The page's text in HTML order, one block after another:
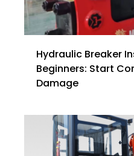
Hydraulic Breaker
Beginners: Start
Damage